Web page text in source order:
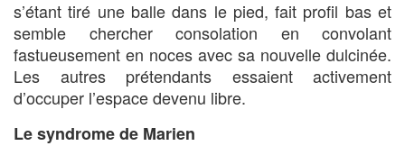
s’étant tiré une balle dans le pied, fait profil bas et
semble chercher consolation en convolant
fastueusement en noces avec sa nouvelle dulcinée.
Les autres prétendants essaient activement
d’occuper l’espace devenu libre.
Le syndrome de Marien